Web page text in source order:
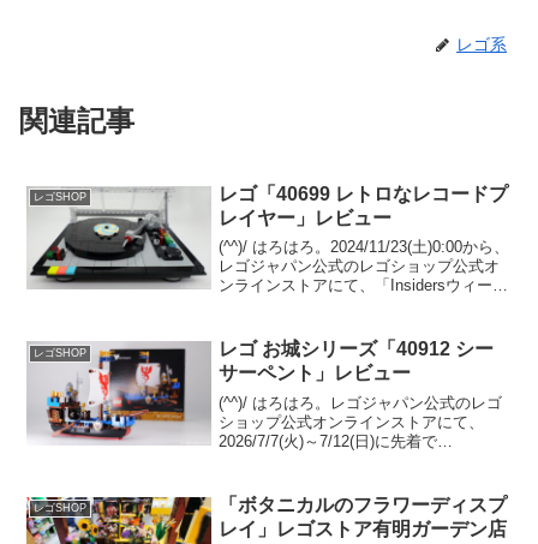
レゴ系
関連記事
レゴSHOP
レゴ「40699 レトロなレコードプ
レイヤー」レビュー
(^^)/ はろはろ。2024/11/23(土)0:00から、
レゴジャパン公式のレゴショップ公式オ
ンラインストアにて、「Insidersウィーク
る年１回の特別感溢れる...
レゴSHOP
レゴ お城シリーズ「40912 シー
サーペント」レビュー
(^^)/ はろはろ。レゴジャパン公式のレゴ
ショップ公式オンラインストアにて、
2026/7/7(火)～7/12(日)に先着で
上の購入。 （オファーペー...
レゴSHOP
「ボタニカルのフラワーディスプ
レイ」レゴストア有明ガーデン店